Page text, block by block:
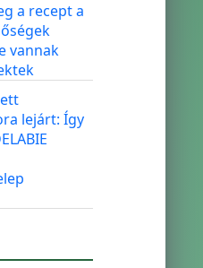
a recept a
vannak
lejárt: Így